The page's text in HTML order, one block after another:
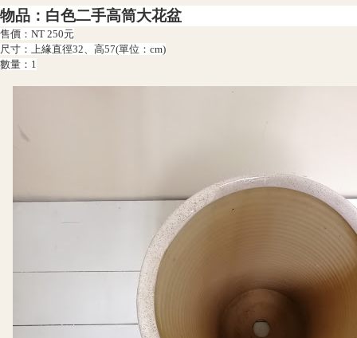
物品：白色二手高筒大花盆
售價：NT 250元
尺寸： 上緣直徑32、高57(單位：cm)
數量：1